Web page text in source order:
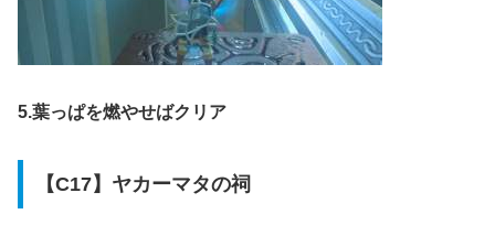
5.葉っぱを燃やせばクリア
【C17】ヤカーマタの祠